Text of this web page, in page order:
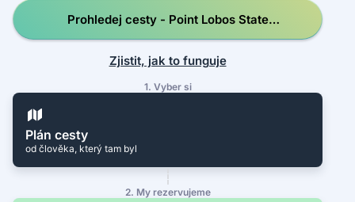
Prohledej cesty - Point Lobos State
Zjistit, jak to funguje
1. Vyber si
Plán cesty
od člověka, který tam byl
2. My rezervujeme